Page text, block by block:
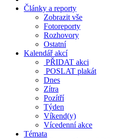
Články a reporty
Zobrazit vše
Fotoreporty
Rozhovory
Ostatní
Kalendář akcí
PŘIDAT akci
POSLAT plakát
Dnes
Zítra
Pozítří
Týden
Víkend(y)
Vícedenní akce
Témata